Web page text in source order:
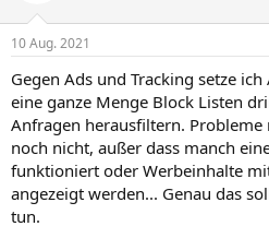
10 Aug. 2021
Gegen Ads und Tracking setze
eine ganze Menge Block Listen
Anfragen herausfiltern.
noch nicht, außer dass manch
funktioniert oder Werbeinhalte
angezeigt werden... Genau das
tun.